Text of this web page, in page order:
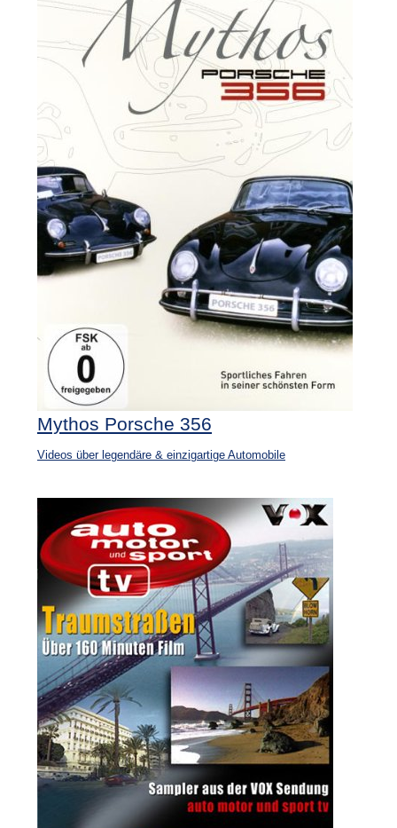
Mythos Porsche 356
Videos über legendäre & einzigartige Automobile